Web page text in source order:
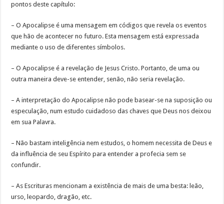
pontos deste capítulo:
– O Apocalipse é uma mensagem em códigos que revela os eventos
que hão de acontecer no futuro. Esta mensagem está expressada
mediante o uso de diferentes símbolos.
– O Apocalipse é a revelação de Jesus Cristo. Portanto, de uma ou
outra maneira deve-se entender, senão, não seria revelação.
– A interpretação do Apocalipse não pode basear-se na suposição ou
especulação, num estudo cuidadoso das chaves que Deus nos deixou
em sua Palavra.
– Não bastam inteligência nem estudos, o homem necessita de Deus e
da influência de seu Espírito para entender a profecia sem se
confundir.
– As Escrituras mencionam a existência de mais de uma besta: leão,
urso, leopardo, dragão, etc.